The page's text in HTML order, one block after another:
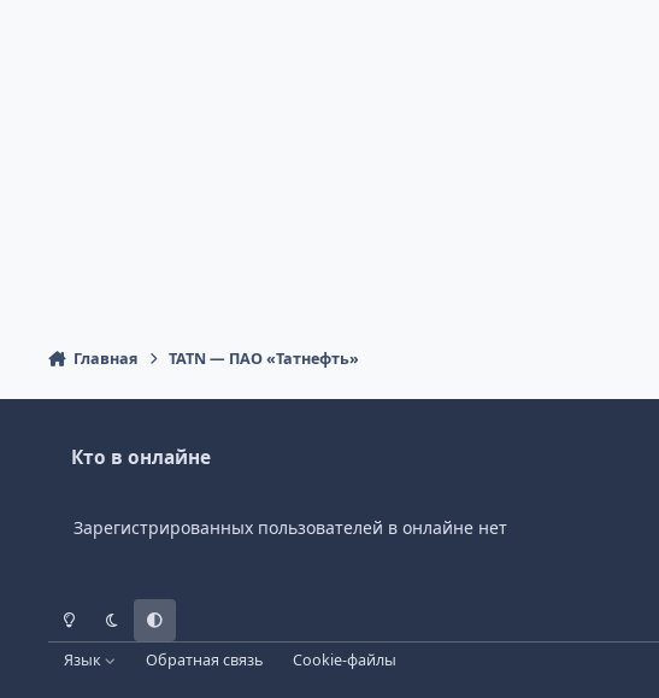
Главная TATN — ПАО «Татнефть»
Кто в онлайне
Зарегистрированных пользователей в онлайне нет
Светлый режим
Темный режим
Системные предпочтения
Язык Обратная связь Cookie-файлы